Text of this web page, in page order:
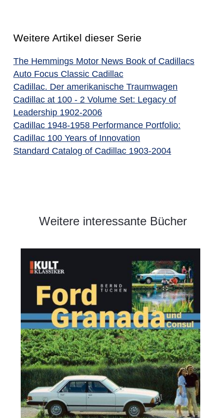
Weitere Artikel dieser Serie
The Hemmings Motor News Book of Cadillacs
Auto Focus Classic Cadillac
Cadillac. Der amerikanische Traumwagen
Cadillac at 100 - 2 Volume Set: Legacy of
Leadership 1902-2006
Cadillac 1948-1958 Performance Portfolio:
Cadillac 100 Years of Innovation
Standard Catalog of Cadillac 1903-2004
Weitere interessante Bücher